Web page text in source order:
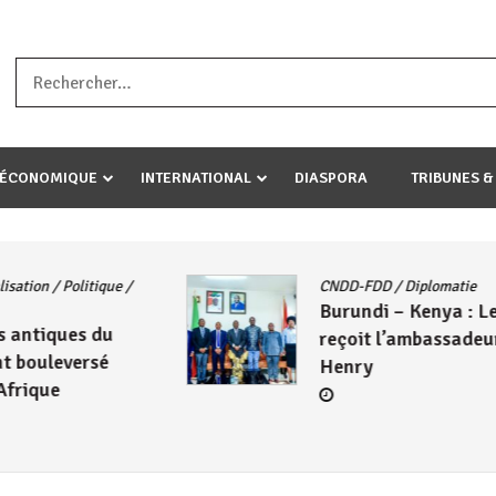
umariye umuryango wawe canke igihugu cakwibarutse
INTERNATIONAL DIASPORA TRIBUNES
CNDD-FDD/ Diplomatie
Burundi – Kenya : Le CNDD-FDD
reçoit l’ambassadeur Wambuma
Henry